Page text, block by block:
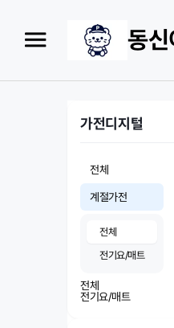
동
가전디지털
전체
계절가전
전체
전기요/매트
전체
전기요/매트